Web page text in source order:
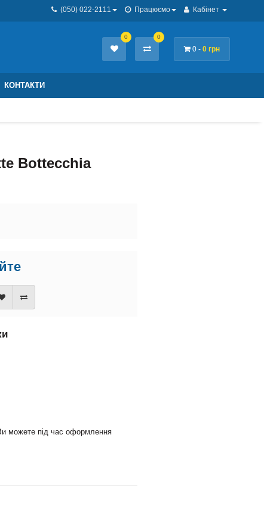
(050) 022-2111 Працюємо Кабінет
0 - 0 грн
0 0
КОНТАКТИ
Bottecchia
можете під час оформлення